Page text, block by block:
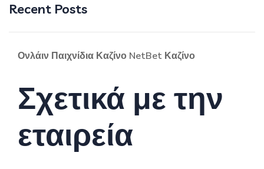
Recent Posts
Ονλάιν Παιχνίδια Καζίνο NetBet Καζίνο
Σχετικά με την
εταιρεία